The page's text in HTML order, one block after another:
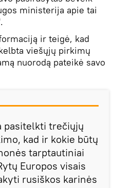
ministerija apie tai
ir teigė, kad
viešųjų pirkimų
nuorodą pateikė savo
pasitelkti trečiųjų
kad ir kokie būtų
tarptautiniai
Europos visais
rusiškos karinės